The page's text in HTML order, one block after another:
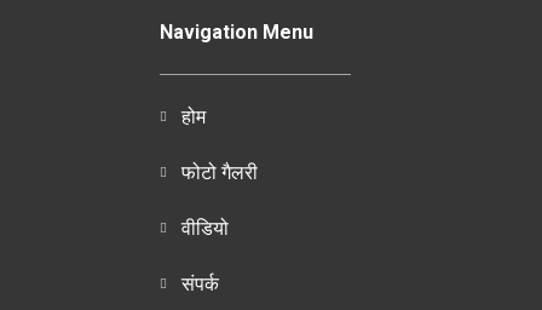
Navigation Menu
होम
फोटो गैलरी
वीडियो
संपर्क